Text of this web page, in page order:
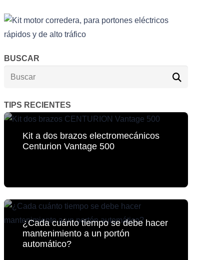
BUSCAR
TIPS RECIENTES
Kit a dos brazos electromecánicos
Centurion Vantage 500
¿Cada cuánto tiempo se debe hacer
mantenimiento a un portón
automático?